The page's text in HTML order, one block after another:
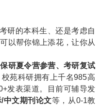
研的本科生、还是考虑自
以帮你锦上添花，让你从
研夏令营参营、考研复试
校苑科研拥有上千名985高
发表渠道。目前可辅导发
中文期刊论文等，从0-1教